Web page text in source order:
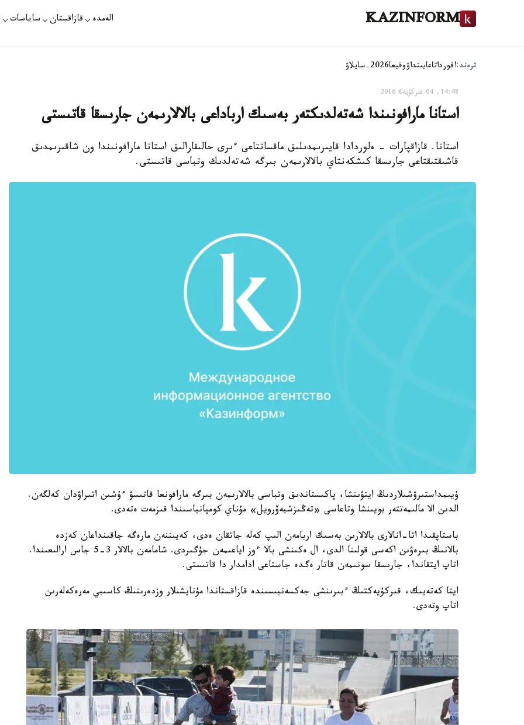
KAZINFORM الەمدە قازاقستان ساياسات
ترەند:اقورداتاعايىنداۋوقيعا2026-سايلاۋ
14:48, 04 قىركۇيەك 2016
استانا مارافونىندا شەتەلدىكتەر بەسىك ارباداعى بالالارىمەن جارىسقا قاتىستى
استانا. قازاقپارات - ەلوردادا قايىرىمدىلىق ماقساتتاعى ءىرى حالىقارالىق استانا مارافونىندا ون شاقىرىمدىق
قاشىقتىقتاعى جارىسقا كىشكەنتاي بالالارىمەن بىرگە شەتەلدىك وتباسى قاتىستى.
ۇيىمداستىرۋشىلاردىڭ ايتۋىنشا، پاكىستاندىق وتباسى بالالارىمەن بىرگە مارافونعا قاتىسۋ ءۇشىن اتىراۋدان كەلگەن.
الدىن الا مالىمەتتەر بويىنشا وتاعاسى «تەڭىزشيەۆرويل» مۇناي كومپانياسىندا قىزمەت ەتەدى.
باستاپقىدا اتا-انالارى بالالارىن بەسىك اربامەن الىپ كەلە جاتقان ەدى، كەيىننەن مارەگە جاقىنداعان كەزدە
بالانىڭ بىرەۋىن اكەسى قولىنا الدى، ال ەكىنشى بالا ءوز اياعىمەن جۇگىردى. شامامەن بالالار 3-5 جاس ارالىعىندا.
اتاپ ايتقاندا، جارىسقا سونىمەن قاتار ەگدە جاستاعى ادامدار دا قاتىستى.
ايتا كەتەيىك، قىركۇيەكتىڭ ءبىرىنشى جەكسەنبىسىندە قازاقستاندا مۇنايشىلار وزدەرىنىڭ كاسىبي مەرەكەلەرىن
اتاپ وتەدى.